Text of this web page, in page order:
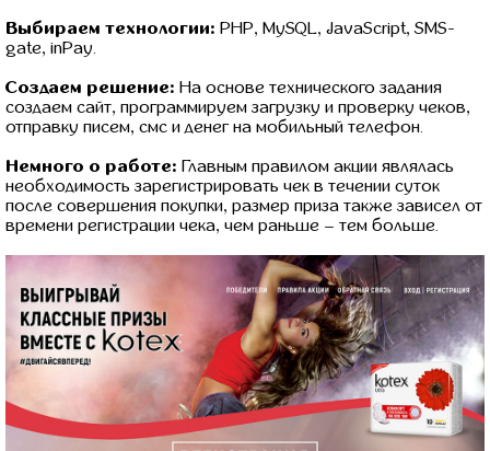
Выбираем технологии: PHP, MySQL, JavaScript, SMS-
gate, inPay.
Создаем решение: На основе технического задания
создаем сайт, программируем загрузку и проверку чеков,
отправку писем, смс и денег на мобильный телефон.
Немного о работе: Главным правилом акции являлась
необходимость зарегистрировать чек в течении суток
после совершения покупки, размер приза также зависел от
времени регистрации чека, чем раньше – тем больше.